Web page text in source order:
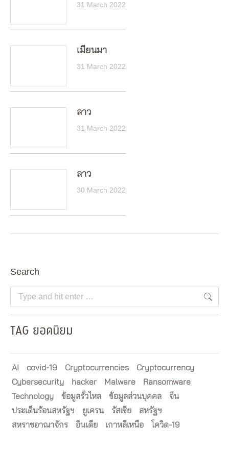
31 March 2022
เมียนมา
31 March 2022
ลาว
31 March 2022
ลาว
30 March 2022
Search
Search:
TAG ยอดนิยม
AI covid-19 Cryptocurrencies
Cryptocurrency
Cybersecurity
hacker Malware
Ransomware
Technology
ข้อมูลรั่วไหล ข้อมูลส่วนบุคคล
จีน
ประเด็นร้อนสหรัฐฯ
ยูเครน รัสเซีย
สหรัฐฯ
สหราชอาณาจักร
อินเดีย เกาหลีเหนือ โควิด-19